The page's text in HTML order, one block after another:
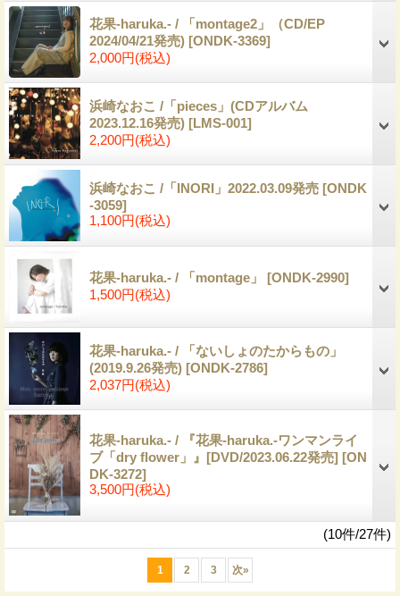
花果-haruka.- / 「montage2」（CD/EP
2024/04/21発売) [ONDK-3369]
2,000円(税込)
浜崎なおこ /「pieces」(CDアルバム
2023.12.16発売) [LMS-001]
2,200円(税込)
浜崎なおこ /「INORI」2022.03.09発売 [ONDK
-3059]
1,100円(税込)
花果-haruka.- / 「montage」 [ONDK-2990]
1,500円(税込)
花果-haruka.- / 「ないしょのたからもの」
(2019.9.26発売) [ONDK-2786]
2,037円(税込)
花果-haruka.- / 『花果-haruka.-ワンマンライ
ブ「dry flower」』[DVD/2023.06.22発売] [ON
DK-3272]
3,500円(税込)
(10件/27件)
1 2 3 次»